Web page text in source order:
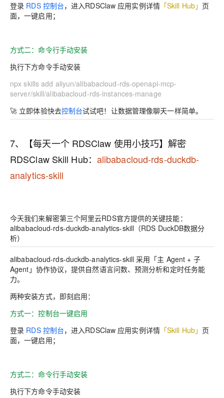
登录 RDS 控制台，进入RDSClaw 应用实例详情「Skill Hub」 页
面，一键启用；
方式二：命令行手动安装
执行下方命令手动安装
npx skills add aliyun/alibabacloud-rds-openapi-mcp-
server/skill/alibabacloud-rds-instances-manage
🚀 立即体验快去控制台试试吧！让数据管理像聊天一样简单。
7、【每天一个 RDSClaw 使用小技巧】解密
RDSClaw Skill Hub： alibabacloud-rds-duckdb-
analytics-skill
今天我们来解密第三个阿里云RDS官方提供的关键技能：
alibabacloud-rds-duckdb-analytics-skill （RDS DuckDB数据分
析）
alibabacloud-rds-duckdb-analytics-skill 采用「主 Agent + 子
Agent」协作协议，提供自然语言问数、预测分析和定时任务能
力。
两种安装方式，即刻启用：
方式一：控制台一键启用
登录 RDS 控制台，进入RDSClaw 应用实例详情「Skill Hub」 页
面，一键启用；
方式二：命令行手动安装
执行下方命令手动安装